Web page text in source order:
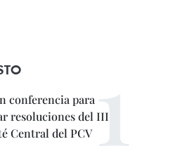
conferencia para
resoluciones del III
Central del PCV